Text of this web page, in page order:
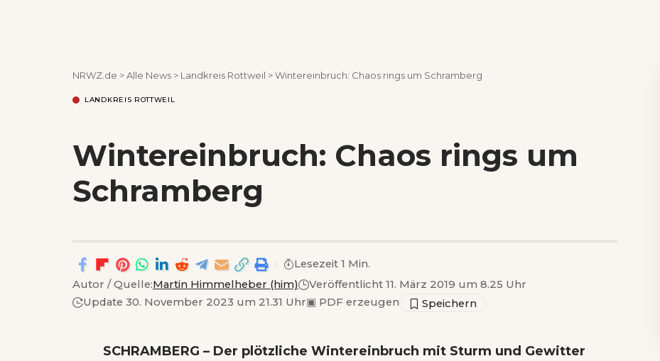
NRWZ.de >Alle News > Landkreis Rottweil >Wintereinbruch: Chaos rings um Schramberg
LANDKREIS ROTTWEIL
Wintereinbruch: Chaos rings um
Schramberg
Autor / Quelle:Martin Himmelheber (him)
Veröffentlicht 11. März 2019 um 8.25 Uhr
Update 30. November 2023 um 21.31 Uhr▣ PDF erzeugen
Lesezeit 1 Min.
SCHRAMBERG – Der plötzliche Wintereinbruch mit Sturm und Gewitter